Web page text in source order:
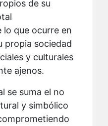
de su
que ocurre en
propia sociedad
y culturales
ajenos.
se suma el no
y simbólico